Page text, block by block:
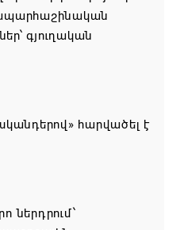
գյուղական
հարվածել է
ներդրում՝